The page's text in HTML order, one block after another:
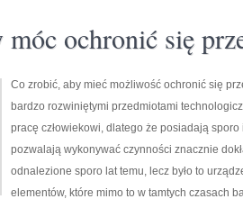
ochronić się
Co zrobić, aby mieć możliwość ochronić się
bardzo rozwiniętymi przedmiotami
pracę człowiekowi, dlatego że posiadają
pozwalają wykonywać czynności znacznie
odnalezione sporo lat temu, lecz było to
elementów, które mimo to w tamtych czasach